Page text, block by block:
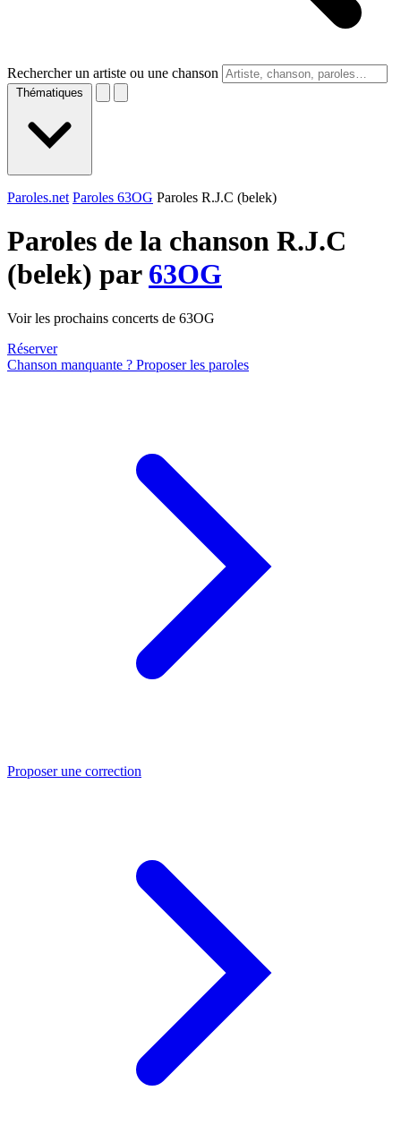
Rechercher un artiste ou une chanson
Thématiques
Paroles.net Paroles 63OG Paroles R.J.C (belek)
Paroles de la chanson R.J.C
(belek) par 63OG
Voir les prochains concerts de 63OG
Réserver
Chanson manquante ? Proposer les paroles
Proposer une correction